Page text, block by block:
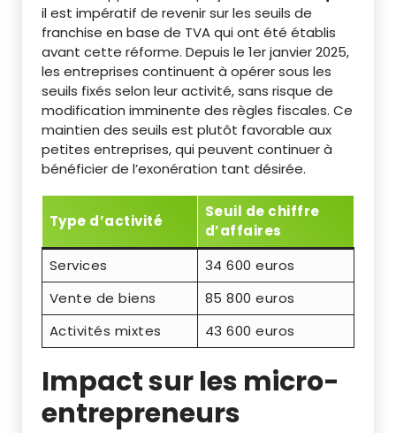
il est impératif de revenir sur les seuils de
franchise en base de TVA qui ont été établis
avant cette réforme. Depuis le 1er janvier 2025,
les entreprises continuent à opérer sous les
seuils fixés selon leur activité, sans risque de
modification imminente des règles fiscales. Ce
maintien des seuils est plutôt favorable aux
petites entreprises, qui peuvent continuer à
bénéficier de l’exonération tant désirée.
Type d’activité
Seuil de chiffre
d’affaires
Services
34 600 euros
Vente de biens
85 800 euros
Activités mixtes
43 600 euros
Impact sur les micro-
entrepreneurs